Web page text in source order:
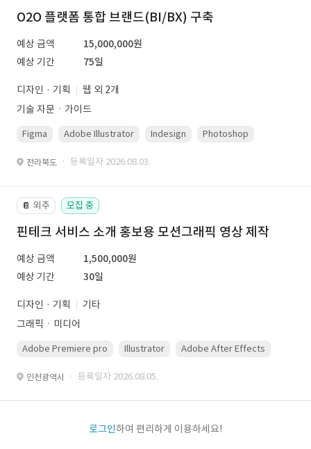
O2O 플랫폼 통합 브랜드(BI/BX) 구축
예상 금액
15,000,000원
예상 기간
75일
디자인 · 기획
웹 외 2개
기술 자문ㆍ가이드
Figma Adobe Illustrator Indesign Photoshop
전라북도 · 등록일자 2026.08.03.
📔 외주 모집 중
핀테크 서비스 소개 홍보용 모션그래픽 영상 제작
예상 금액
1,500,000원
예상 기간
30일
디자인 · 기획
기타
그래픽ㆍ미디어
Adobe Premiere pro Illustrator Adobe After Effects
인천광역시 · 등록일자 2026.08.05.
로그인하여 편리하게 이용하세요!